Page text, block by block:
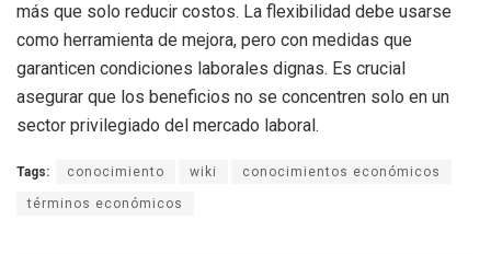
más que solo reducir costos. La flexibilidad debe usarse
como herramienta de mejora, pero con medidas que
garanticen condiciones laborales dignas. Es crucial
asegurar que los beneficios no se concentren solo en un
sector privilegiado del mercado laboral.
Tags: conocimiento wiki conocimientos económicos
términos económicos